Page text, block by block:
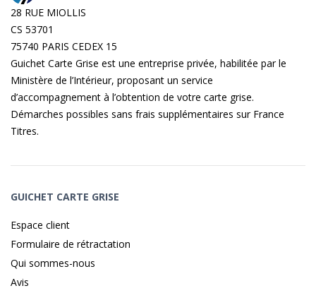
28 RUE MIOLLIS
CS 53701
75740 PARIS CEDEX 15
Guichet Carte Grise est une entreprise privée, habilitée par le
Ministère de l’Intérieur, proposant un service
d’accompagnement à l’obtention de votre carte grise.
Démarches possibles sans frais supplémentaires sur France
Titres.
GUICHET CARTE GRISE
Espace client
Formulaire de rétractation
Qui sommes-nous
Avis